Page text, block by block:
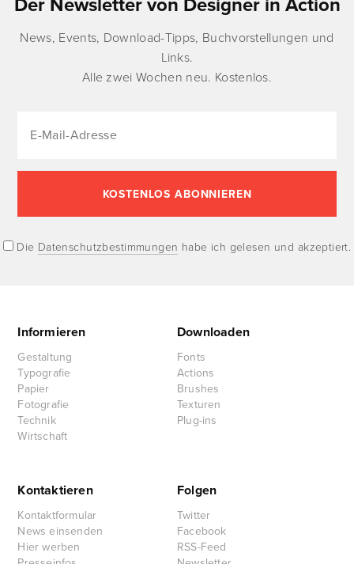
Der Newsletter von Designer in Action
News, Events, Download-Tipps, Buchvorstellungen und
Links.
Alle zwei Wochen neu. Kostenlos.
Die Datenschutzbestimmungen habe ich gelesen und akzeptiert.
Informieren
Gestaltung
Typografie
Papier
Fotografie
Technik
Wirtschaft
Downloaden
Fonts
Actions
Brushes
Texturen
Plug-ins
Kontaktieren
Kontaktformular
News einsenden
Hier werben
Folgen
Twitter
Facebook
RSS-Feed